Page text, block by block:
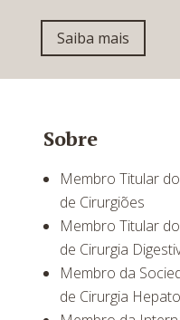
Saiba mais
Sobre
Membro Titular
de Cirurgiões
Membro Titular
de Cirurgia
Membro da
de Cirurgia